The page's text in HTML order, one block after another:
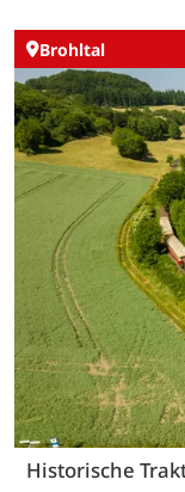
Brohltal
Historische